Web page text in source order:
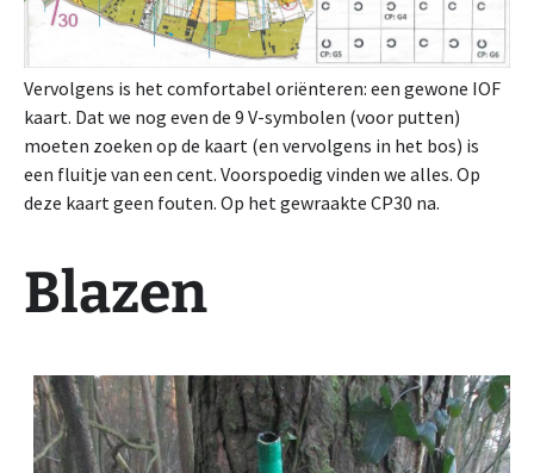
Vervolgens is het comfortabel oriënteren: een gewone IOF
kaart. Dat we nog even de 9 V-symbolen (voor putten)
moeten zoeken op de kaart (en vervolgens in het bos) is
een fluitje van een cent. Voorspoedig vinden we alles. Op
deze kaart geen fouten. Op het gewraakte CP30 na.
Blazen